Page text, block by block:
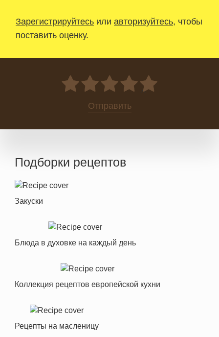
Зарегистрируйтесь или авторизуйтесь, чтобы
поставить оценку.
0
Отправить
Подборки рецептов
Закуски
Блюда в духовке на каждый день
Коллекция рецептов европейской кухни
Рецепты на масленицу